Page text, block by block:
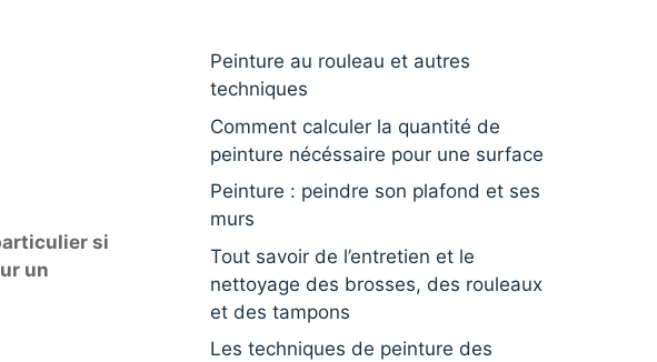
si
un
Peinture au rouleau et autres
techniques
Comment calculer la quantité de
peinture nécéssaire pour une surface
Peinture : peindre son plafond et ses
murs
Tout savoir de l’entretien et le
nettoyage des brosses, des rouleaux
et des tampons
Les techniques de peinture des